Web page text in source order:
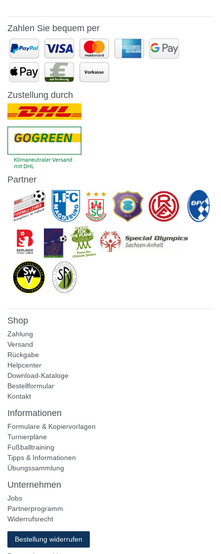
Zahlen Sie bequem per
Zustellung durch
Partner
Shop
Zahlung
Versand
Rückgabe
Helpcenter
Download-Kataloge
Bestellformular
Kontakt
Informationen
Formulare & Kopiervorlagen
Turnierpläne
Fußballtraining
Tipps & Informationen
Übungssammlung
Unternehmen
Jobs
Partnerprogramm
Widerrufsrecht
Bestellung widerrufen